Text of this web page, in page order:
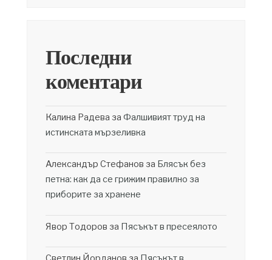
Последни
коментари
Калина Радева за Фалшивият труд на
истинската мързеливка
Александър Стефанов за Блясък без
петна: как да се грижим правилно за
приборите за хранене
Явор Тодоров за Пясъкът в пресеялото